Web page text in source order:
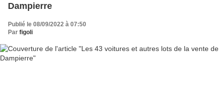
Dampierre
Publié le 08/09/2022 à 07:50
Par figoli